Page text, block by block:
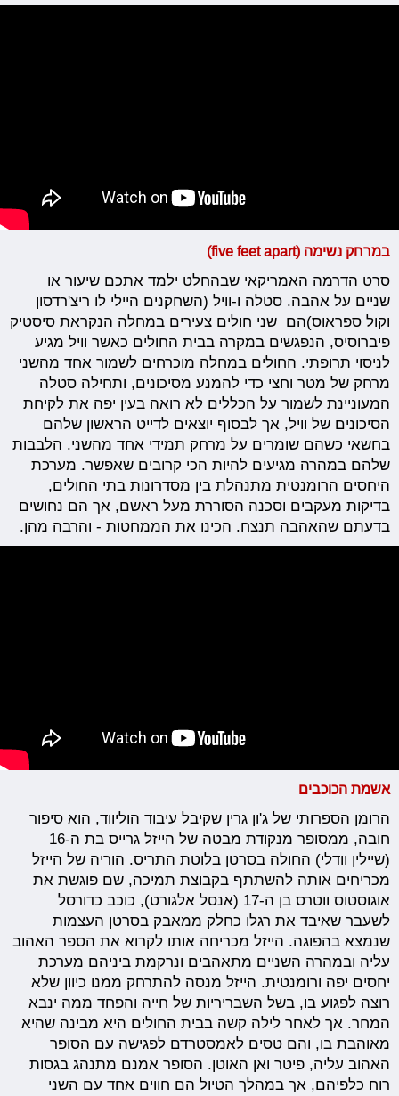
במרחק נשימה (five feet apart)
סרט הדרמה האמריקאי שבהחלט ילמד אתכם שיעור או
שניים על אהבה. סטלה ו-וויל (השחקנים היילי לו ריצ'רדסון
וקול ספראוס)הם שני חולים צעירים במחלה הנקראת סיסטיק
פיברוסיס, הנפגשים במקרה בבית החולים כאשר וויל מגיע
לניסוי תרופתי. החולים במחלה מוכרחים לשמור אחד מהשני
מרחק של מטר וחצי כדי להמנע מסיכונים, ותחילה סטלה
המעוניינת לשמור על הכללים לא רואה בעין יפה את לקיחת
הסיכונים של וויל, אך לבסוף יוצאים לדייט הראשון שלהם
בחשאי כשהם שומרים על מרחק תמידי אחד מהשני. הלבבות
שלהם במהרה מגיעים להיות הכי קרובים שאפשר. מערכת
היחסים הרומנטית מתנהלת בין מסדרונות בתי החולים,
בדיקות מעקבים וסכנה הסוררת מעל ראשם, אך הם נחושים
בדעתם שהאהבה תנצח. הכינו את הממחטות - והרבה מהן.
אשמת הכוכבים
הרומן הספרותי של ג'ון גרין שקיבל עיבוד הוליווד, הוא סיפור
חובה, ממסופר מנקודת מבטה של הייזל גרייס בת ה-16
(שיילין וודלי) החולה בסרטן בלוטת התריס. הוריה של הייזל
מכריחים אותה להשתתף בקבוצת תמיכה, שם פוגשת את
אוגוסטוס ווטרס בן ה-17 (אנסל אלגורט), כוכב כדורסל
לשעבר שאיבד את רגלו כחלק ממאבק בסרטן העצמות
שנמצא בהפוגה. הייזל מכריחה אותו לקרוא את הספר האהוב
עליה ובמהרה השניים מתאהבים ונרקמת ביניהם מערכת
יחסים יפה ורומנטית. הייזל מנסה להתרחק ממנו כיוון שלא
רוצה לפגוע בו, בשל השבריריות של חייה והפחד ממה ינבא
המחר. אך לאחר לילה קשה בבית החולים היא מבינה שהיא
מאוהבת בו, והם טסים לאמסטרדם לפגישה עם הסופר
האהוב עליה, פיטר ואן האוטן. הסופר אמנם מתנהג בגסות
רוח כלפיהם, אך במהלך הטיול הם חווים אחד עם השני